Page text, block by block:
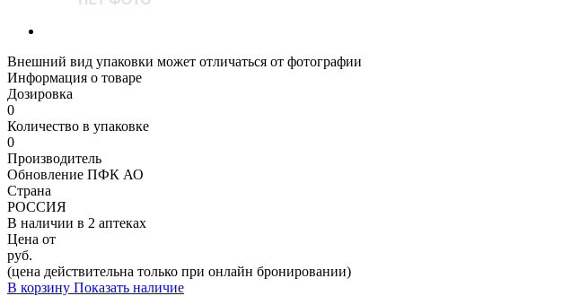
Внешний вид упаковки может отличаться от фотографии
Информация о товаре
Дозировка
0
Количество в упаковке
0
Производитель
Обновление ПФК АО
Страна
РОССИЯ
В наличии в 2 аптеках
Цена от
руб.
(цена действительна только при онлайн бронировании)
В корзину Показать наличие